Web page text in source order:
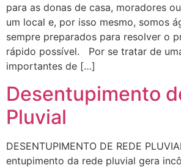
para as donas de casa, moradores
um local e, por isso mesmo, somos
sempre preparados para resolver o
rápido possível. Por se tratar de
importantes de […]
Desentupimento
Pluvial
DESENTUPIMENTO DE REDE
entupimento da rede pluvial gera